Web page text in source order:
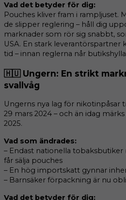
Vad det betyder för dig:
Pouches kliver fram i rampljuset.
de slipper reglering – håll dig
marknader som rör sig snabbt,
USA. En stark leverantörspartner
tid – innan reglerna når
🇭🇺 Ungern: En strikt
svallvåg
Ungerns nya lag för nikotinpåsar
29 mars 2024 – och än idag
2025.
Vad som ändrades:
– Endast nationella
får sälja pouches
– En hög importskatt gynnar
– Barnsäker förpackning är nu
Vad det betyder för dig: